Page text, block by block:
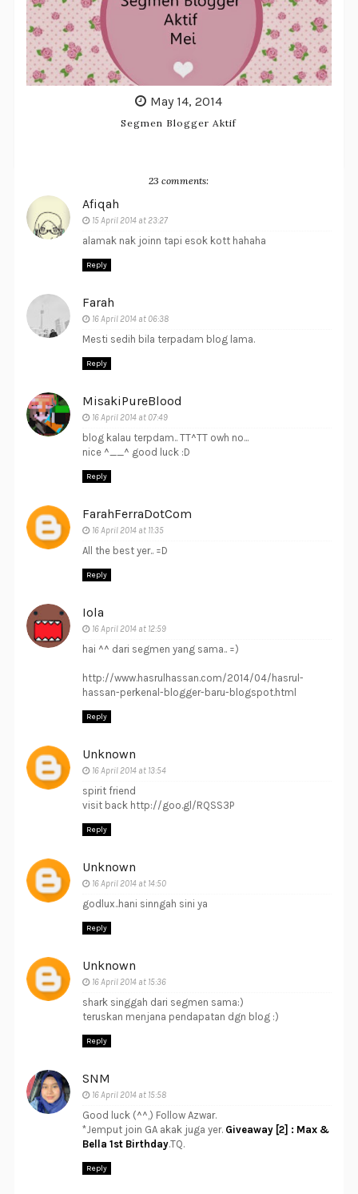
May 14, 2014
Segmen Blogger Aktif
23 comments:
Afiqah
15 April 2014 at 23:27
alamak nak joinn tapi esok kott hahaha
Reply
Farah
16 April 2014 at 06:38
Mesti sedih bila terpadam blog lama.
Reply
MisakiPureBlood
16 April 2014 at 07:49
blog kalau terpdam.. TT^TT owh no...
nice ^__^ good luck :D
Reply
FarahFerraDotCom
16 April 2014 at 11:35
All the best yer.. =D
Reply
Iola
16 April 2014 at 12:59
hai ^^ dari segmen yang sama.. =)
http://www.hasrulhassan.com/2014/04/hasrul-
hassan-perkenal-blogger-baru-blogspot.html
Reply
Unknown
16 April 2014 at 13:54
spirit friend
visit back http://goo.gl/RQSS3P
Reply
Unknown
16 April 2014 at 14:50
godlux..hani sinngah sini ya
Reply
Unknown
16 April 2014 at 15:36
shark singgah dari segmen sama:)
teruskan menjana pendapatan dgn blog :)
Reply
SNM
16 April 2014 at 15:58
Good luck (^^,) Follow Azwar.
*Jemput join GA akak juga yer. Giveaway [2] : Max &
Bella 1st Birthday.TQ.
Reply